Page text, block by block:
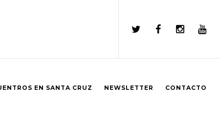
EN SANTA CRUZ NEWSLETTER CONTACTO